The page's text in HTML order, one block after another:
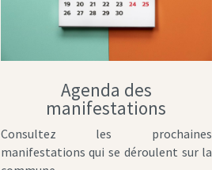
Agenda des
manifestations
Consultez les prochaines
manifestations qui se déroulent sur la